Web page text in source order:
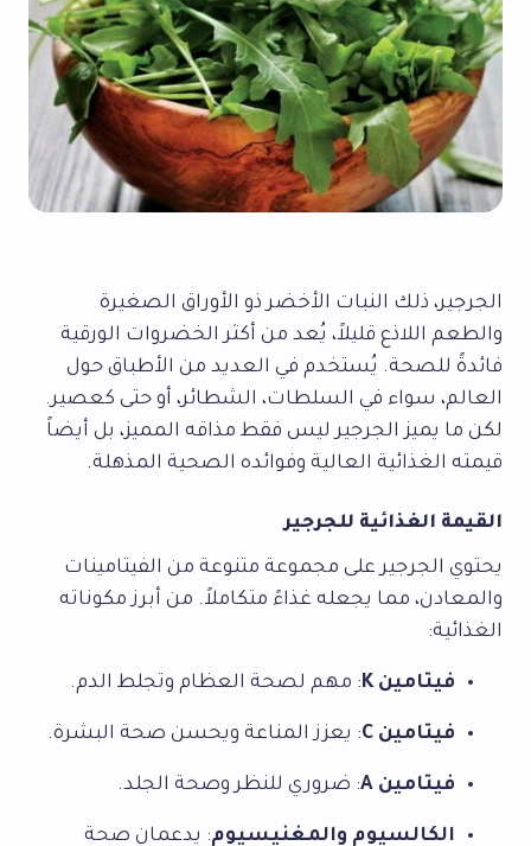
الجرجير، ذلك النبات الأخضر ذو الأوراق الصغيرة
والطعم اللاذع قليلاً، يُعد من أكثر الخضروات الورقية
فائدةً للصحة. يُستخدم في العديد من الأطباق حول
العالم، سواء في السلطات، الشطائر، أو حتى كعصير.
لكن ما يميز الجرجير ليس فقط مذاقه المميز، بل أيضاً
قيمته الغذائية العالية وفوائده الصحية المذهلة.
القيمة الغذائية للجرجير
يحتوي الجرجير على مجموعة متنوعة من الفيتامينات
والمعادن، مما يجعله غذاءً متكاملاً. من أبرز مكوناته
الغذائية:
فيتامين K : مهم لصحة العظام وتجلط الدم.
فيتامين C : يعزز المناعة ويحسن صحة البشرة.
فيتامين A : ضروري للنظر وصحة الجلد.
الكالسيوم والمغنيسيوم: يدعمان صحة